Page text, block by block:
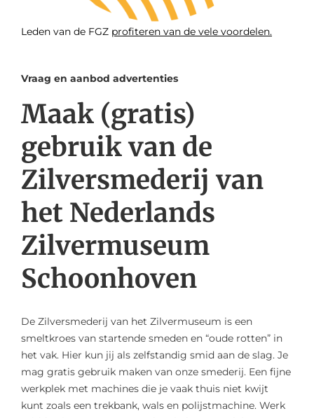
Leden van de FGZ profiteren van de vele voordelen.
Vraag en aanbod advertenties
Maak (gratis)
gebruik van de
Zilversmederij van
het Nederlands
Zilvermuseum
Schoonhoven
De Zilversmederij van het Zilvermuseum is een
smeltkroes van startende smeden en “oude rotten” in
het vak. Hier kun jij als zelfstandig smid aan de slag. Je
mag gratis gebruik maken van onze smederij. Een fijne
werkplek met machines die je vaak thuis niet kwijt
kunt zoals een trekbank, wals en polijstmachine. Werk